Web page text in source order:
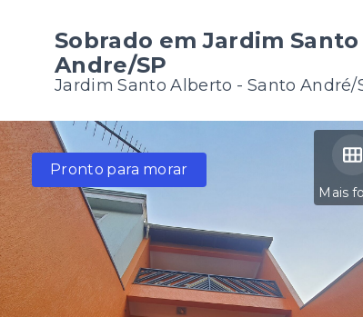
Sobrado em Jardim
Andre/SP
Jardim Santo Alberto - Santo André/
Mais
Pronto para morar